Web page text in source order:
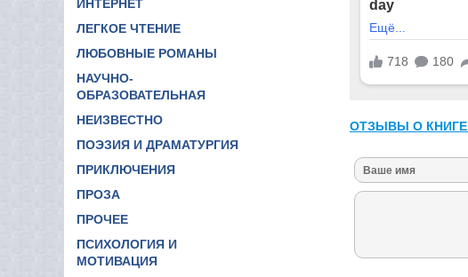
ИНТЕРНЕТ
ЛЕГКОЕ ЧТЕНИЕ
ЛЮБОВНЫЕ РОМАНЫ
НАУЧНО-
ОБРАЗОВАТЕЛЬНАЯ
НЕИЗВЕСТНО
ПОЭЗИЯ И ДРАМАТУРГИЯ
ПРИКЛЮЧЕНИЯ
ПРОЗА
ПРОЧЕЕ
ПСИХОЛОГИЯ И
МОТИВАЦИЯ
ОТЗЫВЫ О КНИГЕ